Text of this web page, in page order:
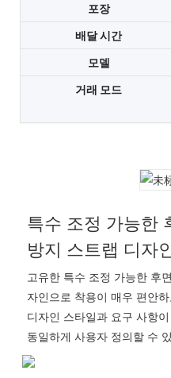
포장
배달 시간
모델
거래 모드
특수 조정 가능한
방지 스트랩 디자
고유한 특수 조정 가능한 후
자인으로 착용이 매우 편안
디자인 스타일과 요구 사항
동일하게 사용자 정의할 수